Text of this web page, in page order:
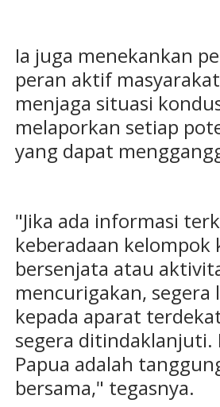
Ia juga menekankan
peran aktif
menjaga situasi
melaporkan setiap
yang dapat
"Jika ada informasi
keberadaan kelompok
bersenjata atau
mencurigakan, segera
kepada aparat
segera ditindaklanjuti.
Papua adalah
bersama," tegasnya.